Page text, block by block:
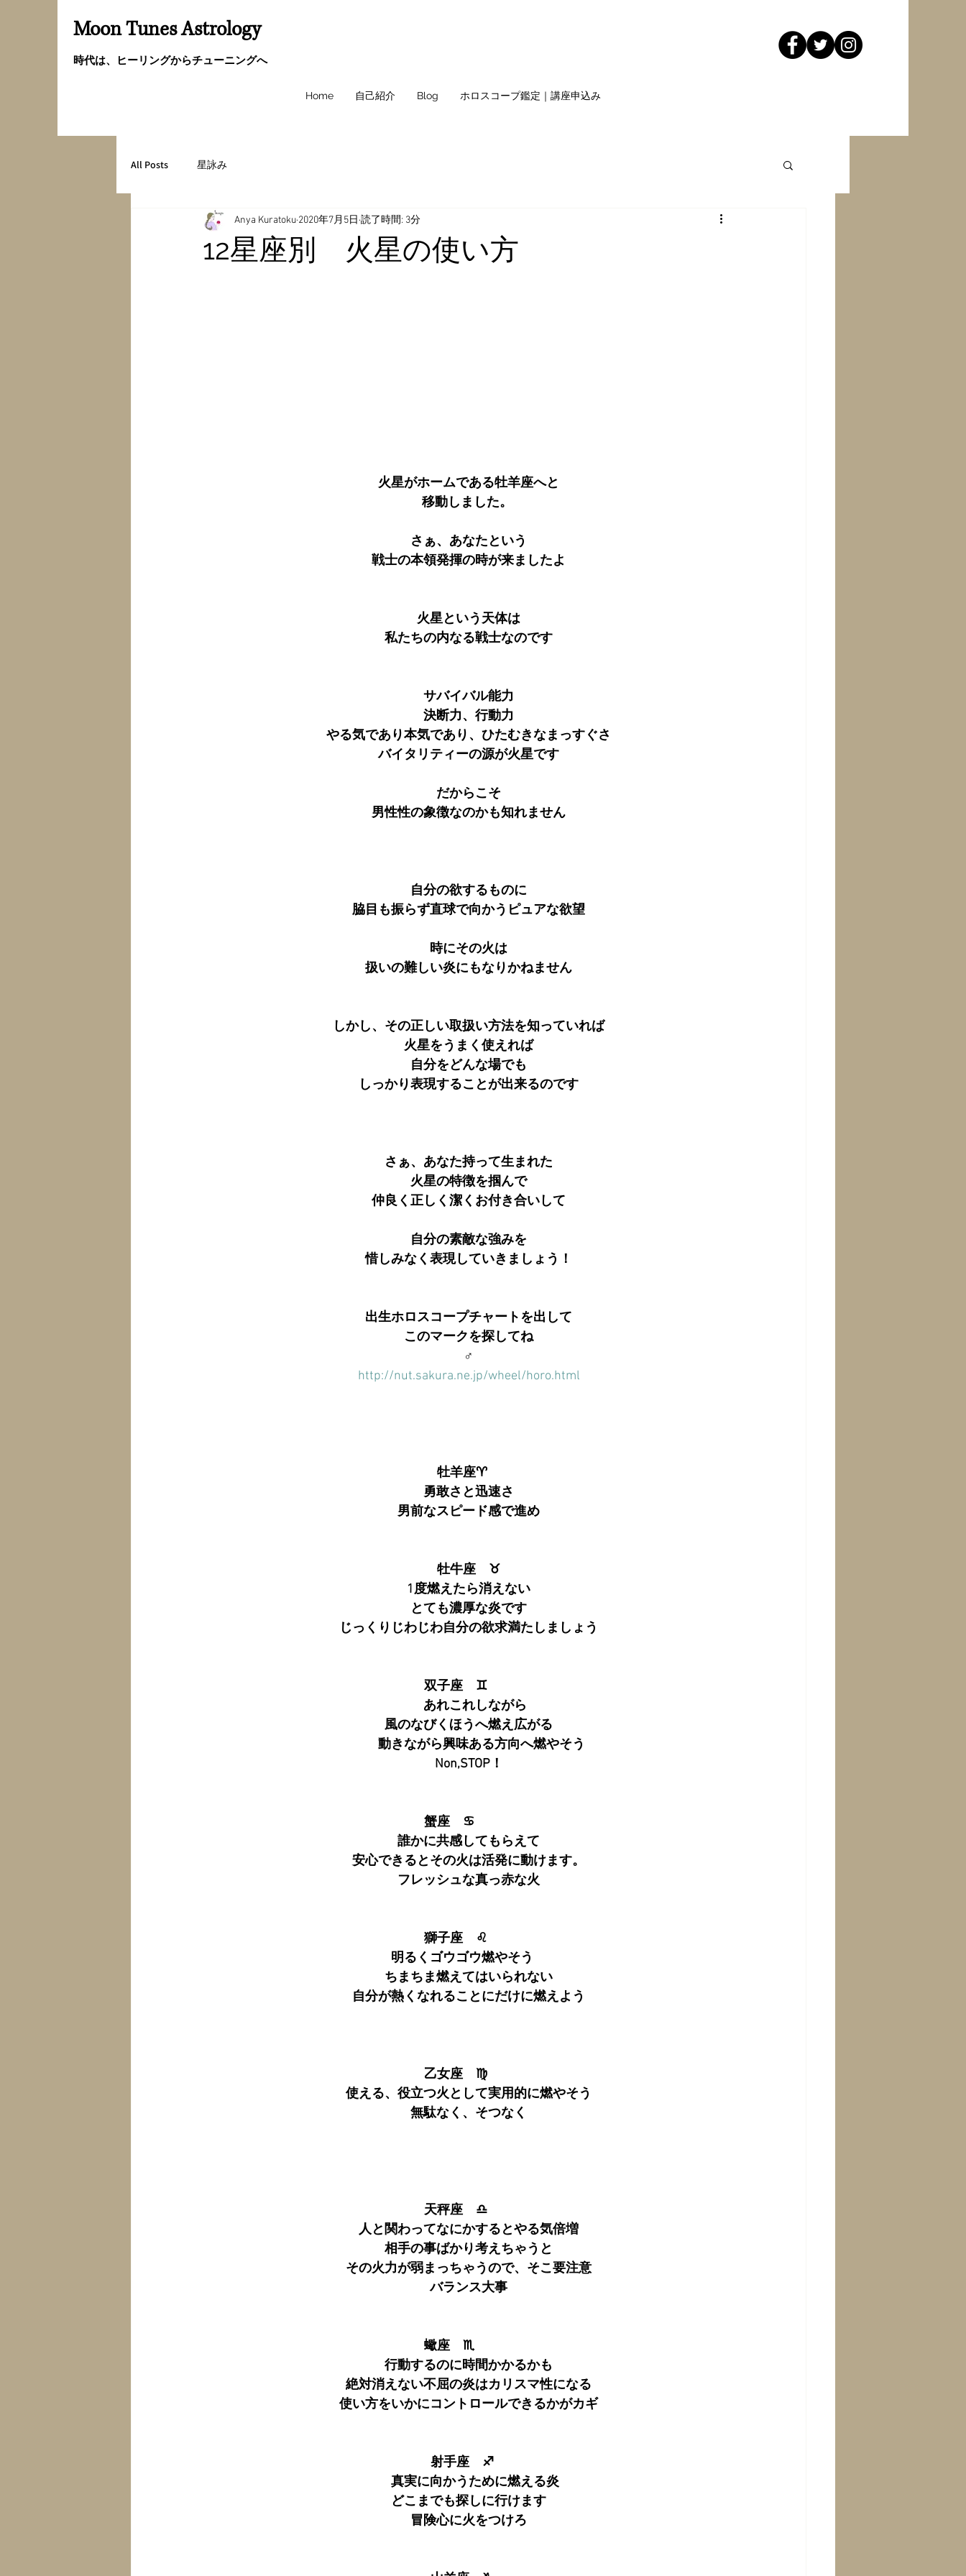
Moon Tunes Astrology
時代は、ヒーリングからチューニングへ
Home 自己紹介 Blog ホロスコープ鑑定｜講座申込み
All Posts 星詠み
12星座別 火星の使い方
Anya Kuratoku 2020年7月5日 読了時間: 3分
火星がホームである牡羊座へと
移動しました。
さぁ、あなたという
戦士の本領発揮の時が来ましたよ
火星という天体は
私たちの内なる戦士なのです
サバイバル能力
決断力、行動力
やる気であり本気であり、ひたむきなまっすぐさ
バイタリティーの源が火星です
だからこそ
男性性の象徴なのかも知れません
自分の欲するものに
脇目も振らず直球で向かうピュアな欲望
時にその火は
扱いの難しい炎にもなりかねません
しかし、その正しい取扱い方法を知っていれば
火星をうまく使えれば
自分をどんな場でも
しっかり表現することが出来るのです
さぁ、あなた持って生まれた
火星の特徴を掴んで
仲良く正しく潔くお付き合いして
自分の素敵な強みを
惜しみなく表現していきましょう！
出生ホロスコープチャートを出して
このマークを探してね
♂
http://nut.sakura.ne.jp/wheel/horo.html
牡羊座♈
勇敢さと迅速さ
男前なスピード感で進め
牡牛座　♉
1度燃えたら消えない
とても濃厚な炎です
じっくりじわじわ自分の欲求満たしましょう
双子座　♊
あれこれしながら
風のなびくほうへ燃え広がる
動きながら興味ある方向へ燃やそう
Non,STOP！
蟹座　♋
誰かに共感してもらえて
安心できるとその火は活発に動けます。
フレッシュな真っ赤な火
獅子座　♌
明るくゴウゴウ燃やそう
ちまちま燃えてはいられない
自分が熱くなれることにだけに燃えよう
乙女座　♍
使える、役立つ火として実用的に燃やそう
無駄なく、そつなく
天秤座　♎
人と関わってなにかするとやる気倍増
相手の事ばかり考えちゃうと
その火力が弱まっちゃうので、そこ要注意
バランス大事
蠍座　♏
行動するのに時間かかるかも
絶対消えない不屈の炎はカリスマ性になる
使い方をいかにコントロールできるかがカギ
射手座　♐
真実に向かうために燃える炎
どこまでも探しに行けます
冒険心に火をつけろ